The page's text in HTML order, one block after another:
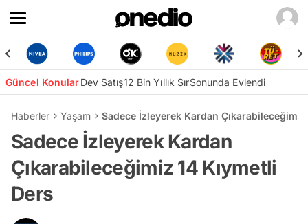
Güncel KonularDev Satış12 Bin Yıllık SırSonunda Evlendi
Haberler Yaşam Sadece İzleyerek Kardan Çıkarabileceğimiz
Sadece İzleyerek Kardan
Çıkarabileceğimiz 14 Kıymetli
Ders